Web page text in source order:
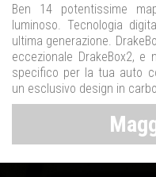
Ben 14 potentissime
luminoso. Tecnologia
ultima generazione.
eccezionale DrakeBox2,
specifico per la tua auto
un esclusivo design in